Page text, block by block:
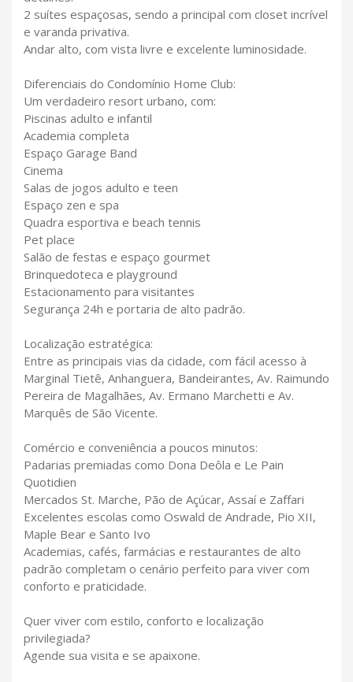
2 suítes espaçosas, sendo a principal com closet incrível
e varanda privativa.
Andar alto, com vista livre e excelente luminosidade.
Diferenciais do Condomínio Home Club:
Um verdadeiro resort urbano, com:
Piscinas adulto e infantil
Academia completa
Espaço Garage Band
Cinema
Salas de jogos adulto e teen
Espaço zen e spa
Quadra esportiva e beach tennis
Pet place
Salão de festas e espaço gourmet
Brinquedoteca e playground
Estacionamento para visitantes
Segurança 24h e portaria de alto padrão.
Localização estratégica:
Entre as principais vias da cidade, com fácil acesso à
Marginal Tietê, Anhanguera, Bandeirantes, Av. Raimundo
Pereira de Magalhães, Av. Ermano Marchetti e Av.
Marquês de São Vicente.
Comércio e conveniência a poucos minutos:
Padarias premiadas como Dona Deôla e Le Pain
Quotidien
Mercados St. Marche, Pão de Açúcar, Assaí e Zaffari
Excelentes escolas como Oswald de Andrade, Pio XII,
Maple Bear e Santo Ivo
Academias, cafés, farmácias e restaurantes de alto
padrão completam o cenário perfeito para viver com
conforto e praticidade.
Quer viver com estilo, conforto e localização
privilegiada?
Agende sua visita e se apaixone.